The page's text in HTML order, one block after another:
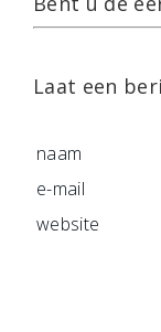
Laat een
naam
e-mail
website